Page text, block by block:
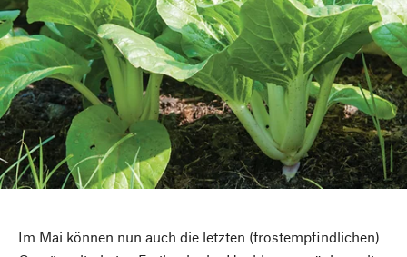
Im Mai können nun auch die letzten (frostempfindlichen)